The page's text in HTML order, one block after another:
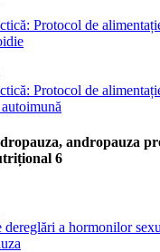
Protocol de
Protocol de
andropauza
6
dereglări a hormonilor